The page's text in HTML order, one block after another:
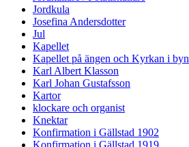
Jordkula
Josefina Andersdotter
Jul
Kapellet
Kapellet på ängen och Kyrkan i byn
Karl Albert Klasson
Karl Johan Gustafsson
Kartor
klockare och organist
Knektar
Konfirmation i Gällstad 1902